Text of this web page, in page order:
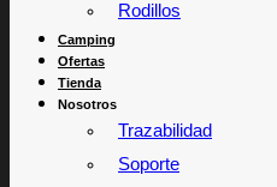
Rodillos
Camping
Ofertas
Tienda
Nosotros
Trazabilidad
Soporte